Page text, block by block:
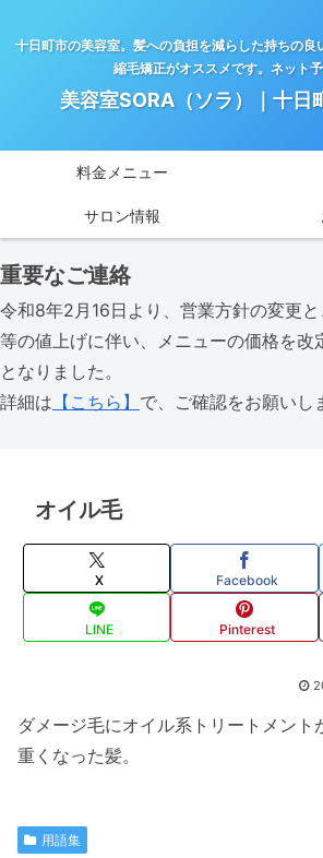
十日町市の美容室。髪への負担を減らした持ちの良
縮毛矯正がオススメです。ネット予
美容室SORA（ソラ）｜十日
料金メニュー
サロン情報
重要なご連絡
令和8年2月16日より、営業方針の変更
等の値上げに伴い、メニューの価格を改
となりました。
詳細は 【こちら】 で、ご確認をお願いし
オイル毛
X Facebook
LINE Pinterest
ダメージ毛にオイル系トリートメント
重くなった髪。
用語集